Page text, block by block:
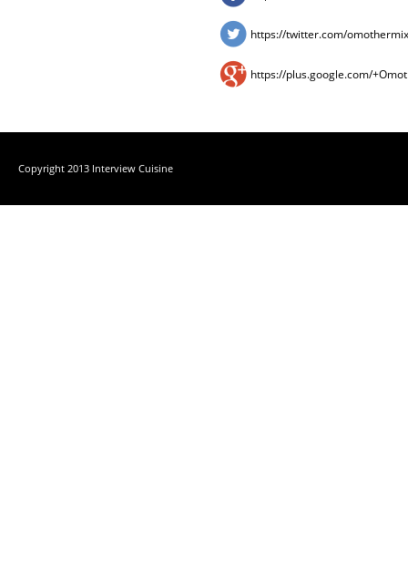
https://twitter.com/omothermix
https://plus.google.com/
Copyright 2013 Interview Cuisine